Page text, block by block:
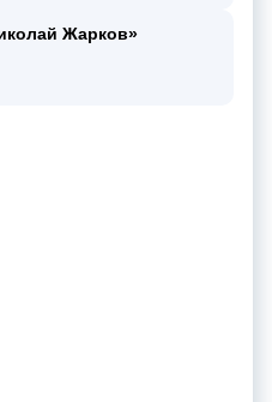
Жарков»